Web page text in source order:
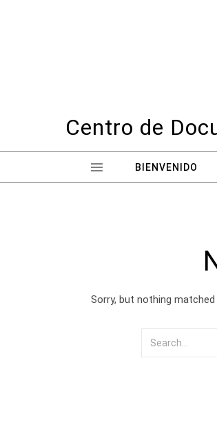
Centro de
BIENVENIDO
Sorry, but nothing